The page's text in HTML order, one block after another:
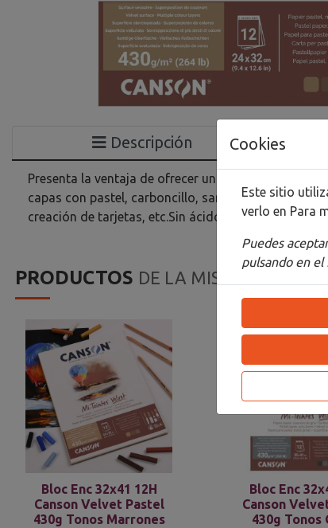
Descripción
Presenta la ventaja de ofrecer una textura
capas con pastel, carboncillo, sanguina, lápiz e
creación de tarjetas, etc.Sin ácido ni blanqueadores
PRODUCTOS DE LA MISMA
Bloc Enc 32x41 12H
Canson Velvet Pastel
430g Tonos Marrones
Bloc Enc
Canson
430g Tonos
Cookies
Este sitio
verlo en Para
Puedes
pulsando en